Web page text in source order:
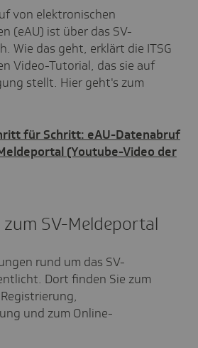
von elektronischen
(eAU) ist über das SV-
Wie das geht, erklärt die ITSG
Video-Tutorial, das sie auf
stellt. Hier geht's zum
für Schritt: eAU-Datenabruf
(Youtube-Video der
zum SV-Meldeportal
rund um das SV-
Dort finden Sie zum
und zum Online-